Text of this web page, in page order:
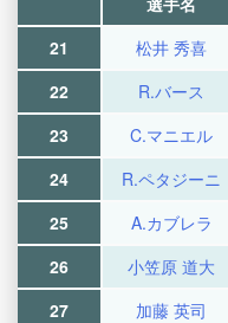
21
松井 秀喜
22
R.バース
23
C.マニエル
24
R.ペタジーニ
25
A.カブレラ
26
小笠原 道大
27
加藤 英司